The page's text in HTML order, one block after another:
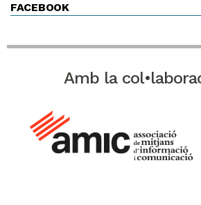
FACEBOOK
Amb la